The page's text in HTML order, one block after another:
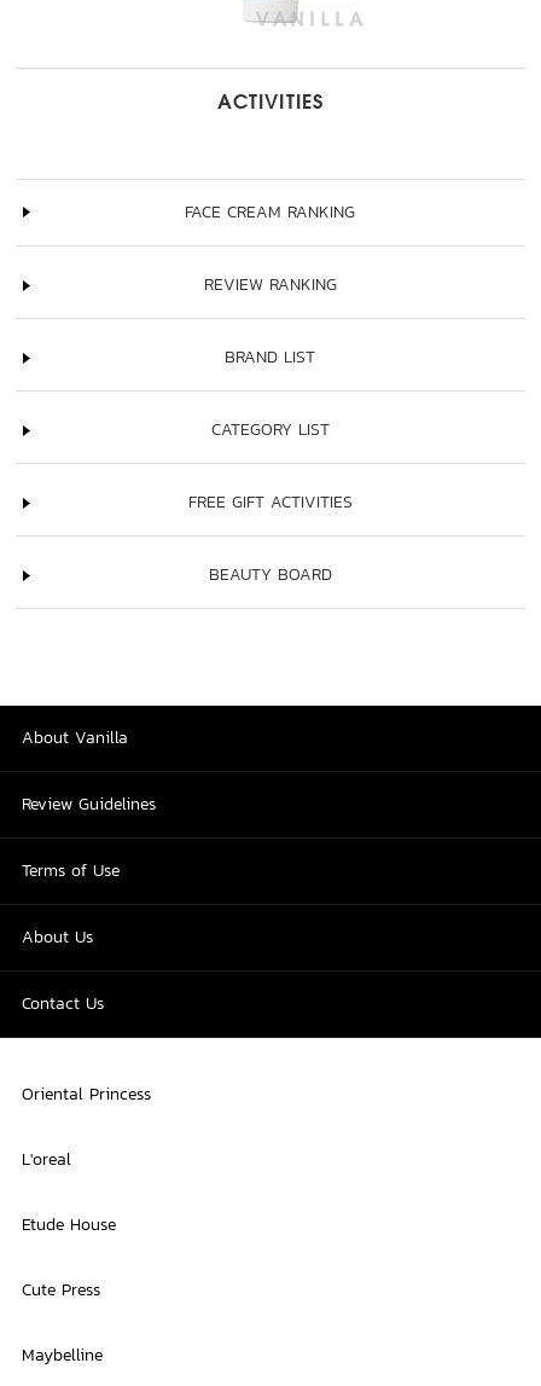
ACTIVITIES
FACE CREAM RANKING
REVIEW RANKING
BRAND LIST
CATEGORY LIST
FREE GIFT ACTIVITIES
BEAUTY BOARD
About Vanilla
Review Guidelines
Terms of Use
About Us
Contact Us
Oriental Princess
L'oreal
Etude House
Cute Press
Maybelline